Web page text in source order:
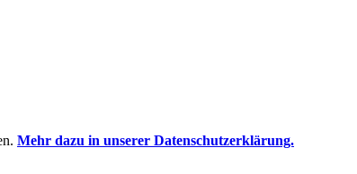
Mehr dazu in unserer Datenschutzerklärung.